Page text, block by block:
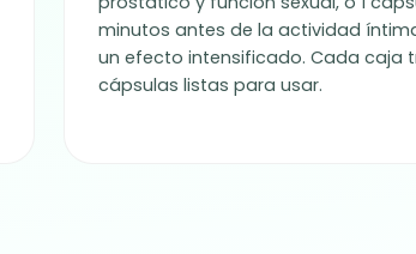
minutos antes de la actividad
un efecto intensificado. Cada caja
cápsulas listas para usar.